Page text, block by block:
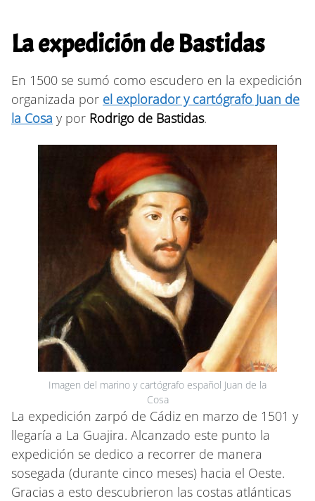
La expedición de Bastidas
En 1500 se sumó como escudero en la expedición
organizada por el explorador y cartógrafo Juan de
la Cosa y por Rodrigo de Bastidas.
Imagen del marino y cartógrafo español Juan de la
Cosa
La expedición zarpó de Cádiz en marzo de 1501 y
llegaría a La Guajira. Alcanzado este punto la
expedición se dedico a recorrer de manera
sosegada (durante cinco meses) hacia el Oeste.
Gracias a esto descubrieron las costas atlánticas